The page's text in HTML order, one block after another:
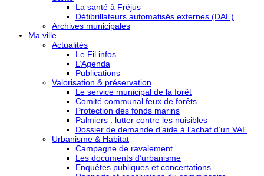
La santé à Fréjus
Défibrillateurs automatisés externes (DAE)
Archives municipales
Ma ville
Actualités
Le Fil infos
L’Agenda
Publications
Valorisation & préservation
Le service municipal de la forêt
Comité communal feux de forêts
Protection des fonds marins
Palmiers : lutter contre les nuisibles
Dossier de demande d’aide à l’achat d’un VAE
Urbanisme & Habitat
Campagne de ravalement
Les documents d’urbanisme
Enquêtes publiques et concertations